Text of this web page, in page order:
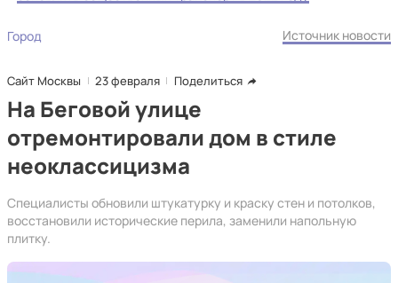
Город Источник новости
Сайт Москвы 23 февраля Поделиться
На Беговой улице
отремонтировали дом в стиле
неоклассицизма
Специалисты обновили штукатурку и краску стен и потолков,
восстановили исторические перила, заменили напольную
плитку.